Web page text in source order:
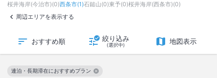
桜井海岸(今治市)(0)西条市(1)石鎚山(0)東予(0)桜井海岸(西条市)(0)
周辺エリアを表示する
おすすめ順 絞り込み
(選択中) 地図表示
連泊・長期滞在におすすめプラン
この絞り込み条件を解除